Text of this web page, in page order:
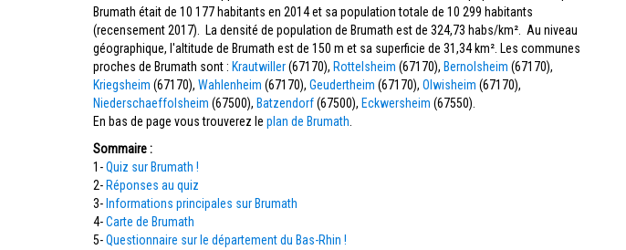
Brumath était de 10 177 habitants en 2014 et sa population totale de 10 299 habitants
(recensement 2017). La densité de population de Brumath est de 324,73 habs/km². Au niveau
géographique, l'altitude de Brumath est de 150 m et sa superficie de 31,34 km². Les communes
proches de Brumath sont : Krautwiller(67170), Rottelsheim (67170), Bernolsheim (67170),
Kriegsheim (67170), Wahlenheim (67170), Geudertheim (67170), Olwisheim (67170),
Niederschaeffolsheim (67500), Batzendorf(67500), Eckwersheim (67550).
En bas de page vous trouverez le plan de Brumath
Sommaire :
1-Quiz sur Brumath !
2- Réponses au quiz
3- Informations principales sur Brumath
4-Carte de Brumath
5-Questionnaire sur le département du Bas-Rhin !